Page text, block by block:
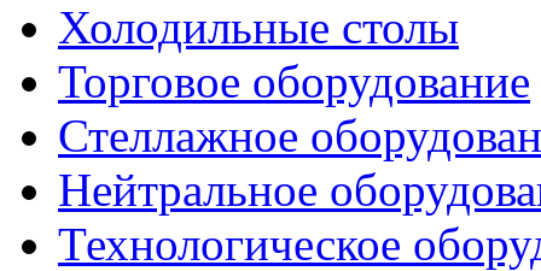
Холодильные столы
Торговое оборудование
Стеллажное
Нейтральное
Технологическое